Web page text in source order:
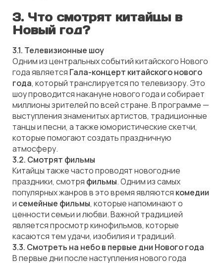
3. Что смотрят китайцы в
Новый год?
3.1. Телевизионные шоу
Одним из центральных событий китайского Нового
года является Гала-концерт китайского нового
года, который транслируется по телевизору. Это
шоу проводится накануне нового года и собирает
миллионы зрителей по всей стране. В программе —
выступления знаменитых артистов, традиционные
танцы и песни, а также юмористические скетчи,
которые помогают создать праздничную
атмосферу.
3.2. Смотрят фильмы
Китайцы также часто проводят новогодние
праздники, смотря фильмы. Одним из самых
популярных жанров в это время являются комедии
и семейные фильмы, которые напоминают о
ценности семьи и любви. Важной традицией
является просмотр кинофильмов, которые
касаются тем удачи, изобилия и традиций.
3.3. Смотреть на небо в первые дни Нового года
В первые дни после наступления нового года